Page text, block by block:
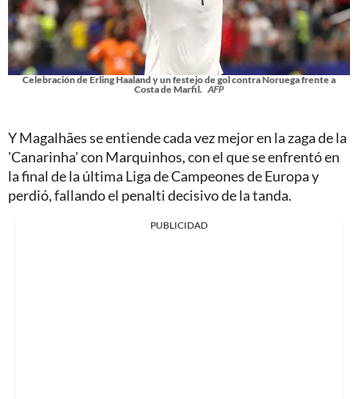
Celebración de Erling Haaland y un festejo de gol contra Noruega frente a
Costa de Marfil. AFP
Y Magalhães se entiende cada vez mejor en la zaga de la
'Canarinha' con Marquinhos, con el que se enfrentó en
la final de la última Liga de Campeones de Europa y
perdió, fallando el penalti decisivo de la tanda.
PUBLICIDAD